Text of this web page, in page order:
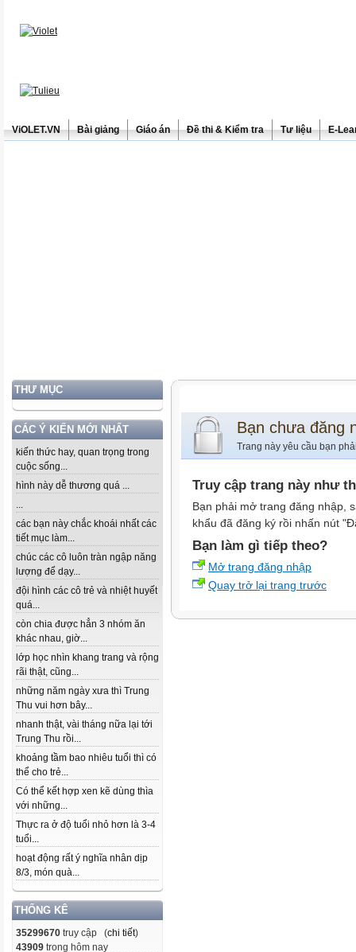
ViOLET.VN Bài giảng Giáo án Đề thi & Kiểm tra Tư liệu E-
THƯ MỤC
CÁC Ý KIẾN MỚI NHẤT
kiến thức hay, quan trọng trong
cuộc sống...
hình này dễ thương quá ...
...
các bạn này chắc khoái nhất các
tiết mục làm...
chúc các cô luôn tràn ngập năng
lượng để dạy...
đội hình các cô trẻ và nhiệt huyết
quá...
còn chia được hẳn 3 nhóm ăn
khác nhau, giờ...
lớp học nhìn khang trang và rộng
rãi thật, cũng...
những năm ngày xưa thì Trung
Thu vui hơn bây...
nhanh thật, vài tháng nữa lại tới
Trung Thu rồi...
khoảng tầm bao nhiêu tuổi thì có
thể cho trẻ...
Có thể kết hợp xen kẽ dùng thìa
với những...
Thực ra ở độ tuổi nhỏ hơn là 3-4
tuổi...
hoạt động rất ý nghĩa nhân dịp
8/3, món quà...
THỐNG KÊ
35299670 truy cập (chi tiết)
43909 trong hôm nay
Bạn chưa đăng
Trang này yêu cầu bạn
Truy cập trang này như
Bạn phải mở trang đăng nhập,
khẩu đã đăng ký rồi nhấn nút
Bạn làm gì tiếp theo?
Mở trang đăng nhập
Quay trở lại trang trước